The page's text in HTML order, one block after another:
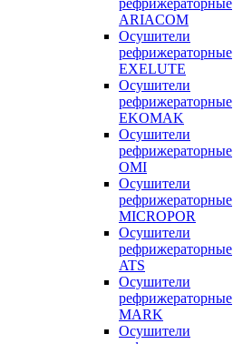
рефрижераторные
ARIACOM
Осушители
рефрижераторные
EXELUTE
Осушители
рефрижераторные
EKOMAK
Осушители
рефрижераторные
OMI
Осушители
рефрижераторные
MICROPOR
Осушители
рефрижераторные
ATS
Осушители
рефрижераторные
MARK
Осушители